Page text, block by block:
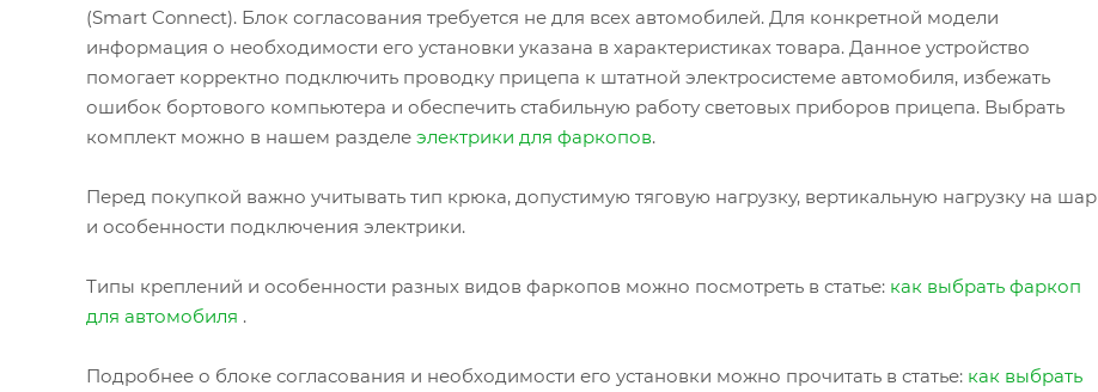
(Smart Connect). Блок согласования требуется не для всех автомобилей. Для конкретной модели
информация о необходимости его установки указана в характеристиках товара. Данное устройство
помогает корректно подключить проводку прицепа к штатной электросистеме автомобиля, избежать
ошибок бортового компьютера и обеспечить стабильную работу световых приборов прицепа. Выбрать
комплект можно в нашем разделе электрики для фаркопов.
Перед покупкой важно учитывать тип крюка, допустимую тяговую нагрузку, вертикальную нагрузку на шар
и особенности подключения электрики.
Типы креплений и особенности разных видов фаркопов можно посмотреть в статье: как выбрать фаркоп
для автомобиля .
Подробнее о блоке согласования и необходимости его установки можно прочитать в статье: как выбрать